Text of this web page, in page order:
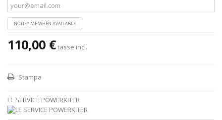
NOTIFY ME WHEN AVAILABLE
110,00 €tasse incl.
Stampa
LE SERVICE POWERKITER